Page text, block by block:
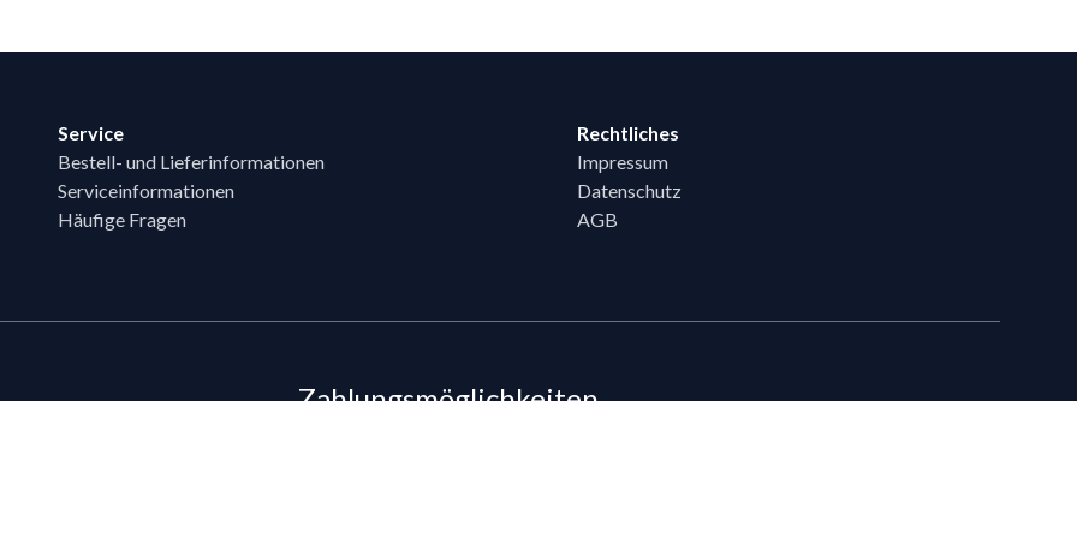
Service
Bestell- und Lieferinformationen
Serviceinformationen
Häufige Fragen
Rechtliches
Impressum
Datenschutz
AGB
Zahlungsmöglichkeiten